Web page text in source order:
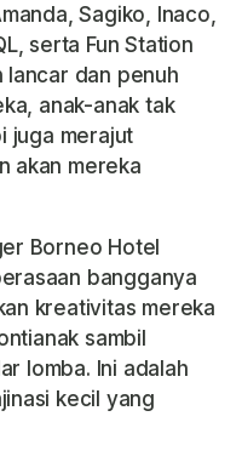
Sagiko, Inaco,
serta Fun Station
lancar dan penuh
anak-anak tak
juga merajut
akan mereka
Borneo Hotel
bangganya
kreativitas mereka
sambil
lomba. Ini adalah
kecil yang